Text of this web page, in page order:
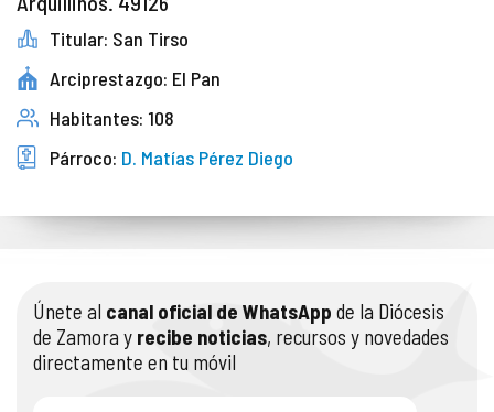
Titular: San Tirso
Arciprestazgo: El Pan
Habitantes: 108
Párroco: D. Matías Pérez Diego
Únete al canal oficial de WhatsApp de la Diócesis
de Zamora y recibe noticias, recursos y novedades
directamente en tu móvil